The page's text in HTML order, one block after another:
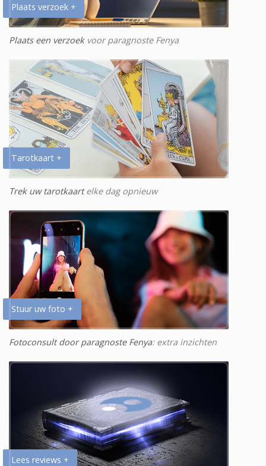
Plaats verzoek +
Plaats een verzoekvoor paragnoste Fenya
Tarotkaart +
Trek uw tarotkaartelke dag opnieuw
Stuur uw foto +
Fotoconsult door paragnoste Fenya: extra inzichten
Lees reviews +